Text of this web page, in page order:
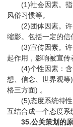
(1)社会因素。指
风俗习惯等。
(2)团体因素。许
缩影。包括一定的信
(3)宣传因素。许
起作用，影响被宣传
(4)个性因素：含
想、信念、世界观
格三方面) 。
(5)态度系统特性
互结合成一个态度系
35.公关策划的